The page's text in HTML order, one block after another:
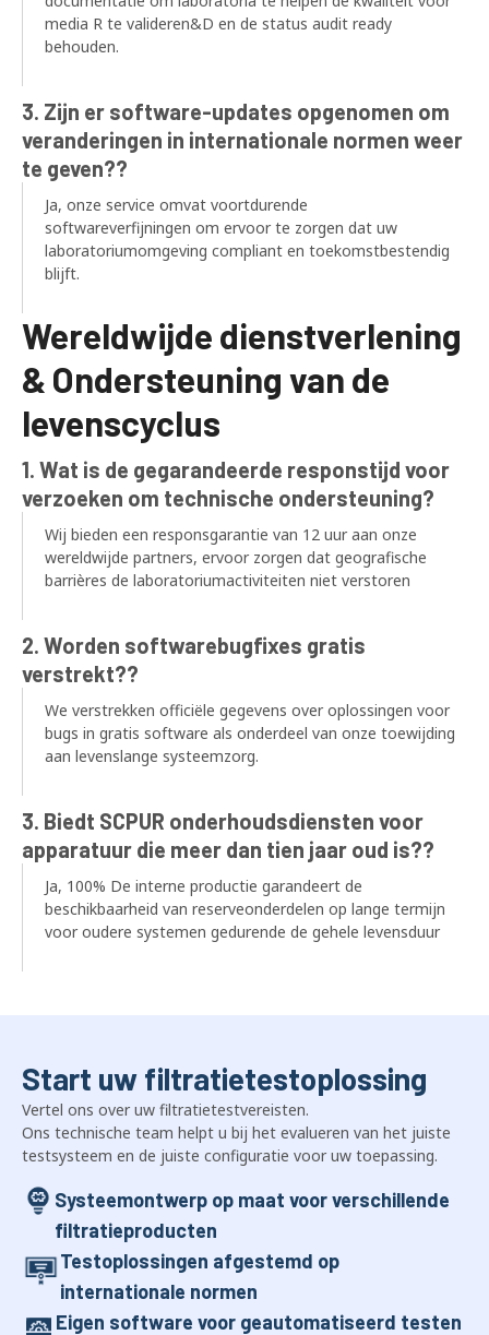
media R te valideren&D en de status audit ready
behouden.
3. Zijn er software-updates opgenomen om
veranderingen in internationale normen weer
te geven??
Ja, onze service omvat voortdurende
softwareverfijningen om ervoor te zorgen dat uw
laboratoriumomgeving compliant en toekomstbestendig
blijft.
Wereldwijde dienstverlening
& Ondersteuning van de
levenscyclus
1. Wat is de gegarandeerde responstijd voor
verzoeken om technische ondersteuning?
Wij bieden een responsgarantie van 12 uur aan onze
wereldwijde partners, ervoor zorgen dat geografische
barrières de laboratoriumactiviteiten niet verstoren
2. Worden softwarebugfixes gratis
verstrekt??
We verstrekken officiële gegevens over oplossingen voor
bugs in gratis software als onderdeel van onze toewijding
aan levenslange systeemzorg.
3. Biedt SCPUR onderhoudsdiensten voor
apparatuur die meer dan tien jaar oud is??
Ja, 100% De interne productie garandeert de
beschikbaarheid van reserveonderdelen op lange termijn
voor oudere systemen gedurende de gehele levensduur
Start uw filtratietestoplossing
Vertel ons over uw filtratietestvereisten.
Ons technische team helpt u bij het evalueren van het juiste
testsysteem en de juiste configuratie voor uw toepassing.
Systeemontwerp op maat voor verschillende
filtratieproducten
Testoplossingen afgestemd op
internationale normen
Eigen software voor geautomatiseerd testen